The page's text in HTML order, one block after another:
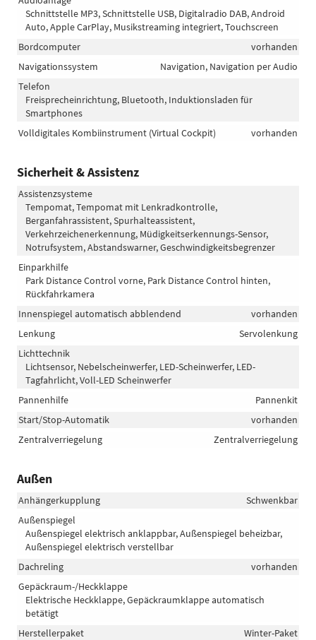
Schnittstelle MP3, Schnittstelle USB, Digitalradio DAB, Android
Auto, Apple CarPlay, Musikstreaming integriert, Touchscreen
Bordcomputer
vorhanden
Navigationssystem
Navigation, Navigation per Audio
Telefon
Freisprecheinrichtung, Bluetooth, Induktionsladen für
Smartphones
Volldigitales Kombiinstrument (Virtual Cockpit)
vorhanden
Sicherheit & Assistenz
Assistenzsysteme
Tempomat, Tempomat mit Lenkradkontrolle,
Berganfahrassistent, Spurhalteassistent,
Verkehrzeichenerkennung, Müdigkeitserkennungs-Sensor,
Notrufsystem, Abstandswarner, Geschwindigkeitsbegrenzer
Einparkhilfe
Park Distance Control vorne, Park Distance Control hinten,
Rückfahrkamera
Innenspiegel automatisch abblendend
vorhanden
Lenkung
Servolenkung
Lichttechnik
Lichtsensor, Nebelscheinwerfer, LED-Scheinwerfer, LED-
Tagfahrlicht, Voll-LED Scheinwerfer
Pannenhilfe
Pannenkit
Start/Stop-Automatik
vorhanden
Zentralverriegelung
Zentralverriegelung
Außen
Anhängerkupplung
Schwenkbar
Außenspiegel
Außenspiegel elektrisch anklappbar, Außenspiegel beheizbar,
Außenspiegel elektrisch verstellbar
Dachreling
vorhanden
Gepäckraum-/Heckklappe
Elektrische Heckklappe, Gepäckraumklappe automatisch
betätigt
Herstellerpaket
Winter-Paket